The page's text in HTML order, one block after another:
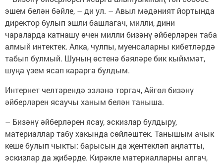
эшем белән бәйле, – ди ул. – Авыл мәдәният йортында
директор булып эшли башлагач, милли, дини
чараларда катнашу өчен милли бизәнү әйберләрен таба
алмый интектек. Алка, чулпы, муенсаларны кибетләрдә
табып булмый. Шуның өстенә бәяләре бик кыйммәт,
шуңа үзем ясап карарга булдым.
Интернет челтәрендә эзләнә торгач, Айгөл бизәнү
әйберләрен ясаучы ханым белән таныша.
– Бизәнү әйберләрен ясау, эскизлар булдыру,
материаллар табу хакында сөйләштек. Танышым ачык
кеше булып чыкты: барысын да җентекләп аңлатты,
эскизлар да җибәрде. Кирәкле материалларны алгач,